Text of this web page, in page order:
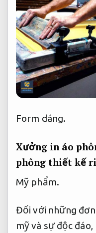
Form dáng.
Xưởng in áo
phông thiết kế
Mỹ phẩm.
Đối với những
mỹ và sự độc đáo,